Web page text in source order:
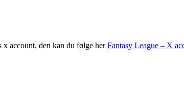
account, den kan du følge herFantasy League – X